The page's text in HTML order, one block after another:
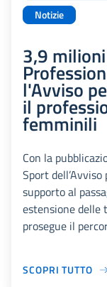
Notizie
3,9
l'Avviso
il
femminili
Con la
Sport
supporto al
estensione
prosegue il
SCOPRI TUTTO